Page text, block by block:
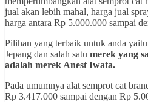
jual akan lebih mahal, harga jual
harga antara Rp 5.000.000 sampai
Pilihan yang terbaik untuk anda
Jepang dan salah satu merek yang
adalah merek Anest Iwata.
Pada umumnya alat semprot cat
Rp 3.417.000 sampai dengan Rp